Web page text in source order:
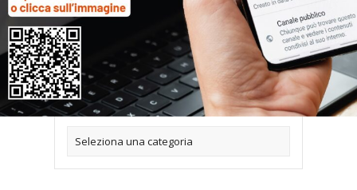
Categorie